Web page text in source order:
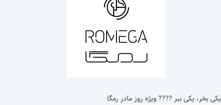
یکی بخر، یکی ببر ???? ویژه روز مادر رمگا